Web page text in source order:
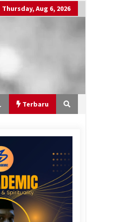
Thursday, Aug 6, 2026
Terbaru
Cara Barat Mengejar
ago
The Power of